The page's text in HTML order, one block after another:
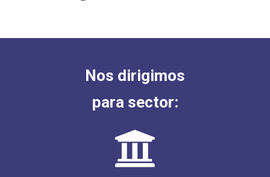
Nos dirigimos
para sector: